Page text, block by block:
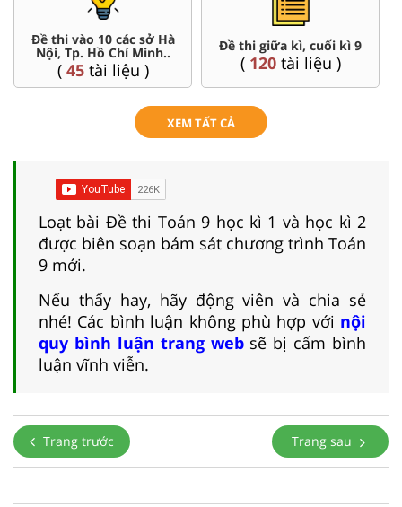
Đề thi vào 10 các sở Hà
Nội, Tp. Hồ Chí Minh..
( 45tài liệu )
Đề thi giữa kì, cuối kì 9
( 120tài liệu )
XEM TẤT CẢ
Loạt bài Đề thi Toán 9 học kì 1 và học kì 2
được biên soạn bám sát chương trình Toán
9 mới.
Nếu thấy hay, hãy động viên và chia sẻ
nhé! Các bình luận không phù hợp với nội
quy bình luận trang websẽ bị cấm bình
luận vĩnh viễn.
Trang trước Trang sau